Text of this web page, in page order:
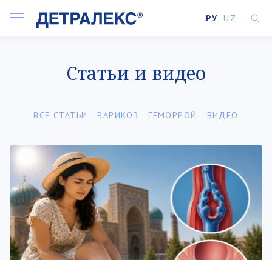
РУ UZ
Статьи и видео
ВСЕ СТАТЬИ ВАРИКОЗ ГЕМОРРОЙ ВИДЕО